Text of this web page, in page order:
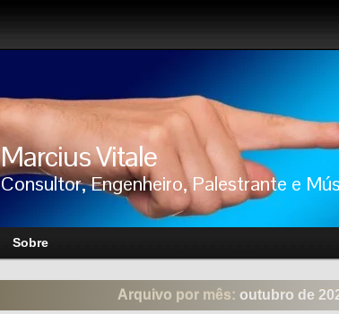
Marcius Vitale
Consultor, Engenheiro, Palestrante e
Sobre
Arquivo por mês: outubro de